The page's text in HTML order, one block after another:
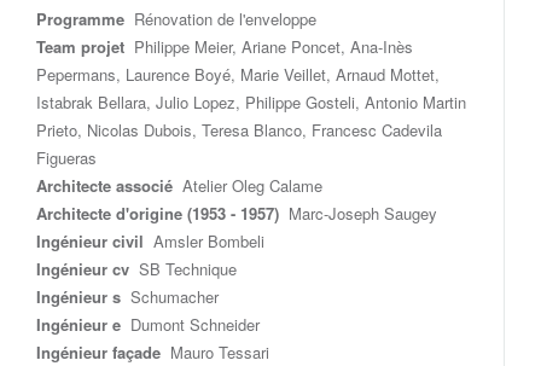
Programme Rénovation de l'enveloppe
Team projet Philippe Meier, Ariane Poncet, Ana-Inès
Pepermans, Laurence Boyé, Marie Veillet, Arnaud Mottet,
Istabrak Bellara, Julio Lopez, Philippe Gosteli, Antonio Martin
Prieto, Nicolas Dubois, Teresa Blanco, Francesc Cadevila
Figueras
Architecte associé Atelier Oleg Calame
Architecte d'origine (1953 - 1957) Marc-Joseph Saugey
Ingénieur civil Amsler Bombeli
Ingénieur cv SB Technique
Ingénieur s Schumacher
Ingénieur e Dumont Schneider
Ingénieur façade Mauro Tessari